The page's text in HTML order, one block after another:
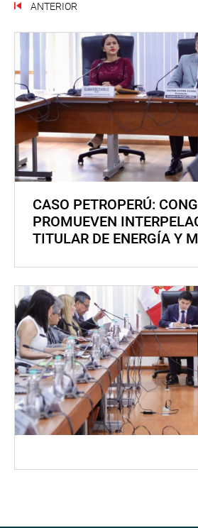
ANTERIOR
CASO PETROPERÚ:
PROMUEVEN
TITULAR DE ENERGÍA Y